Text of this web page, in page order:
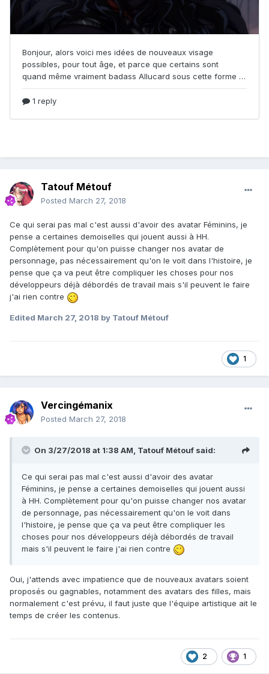
Tatouf Métouf
Posted March 27, 2018
Ce qui serai pas mal c'est aussi d'avoir des avatar Féminins, je
pense a certaines demoiselles qui jouent aussi à HH.
Complètement pour qu'on puisse changer nos avatar de
personnage, pas nécessairement qu'on le voit dans l'histoire, je
pense que ça va peut être compliquer les choses pour nos
développeurs déjà débordés de travail mais s'il peuvent le faire
j'ai rien contre
Edited March 27, 2018 by Tatouf Métouf
1
Vercingémanix
Posted March 27, 2018
On 3/27/2018 at 1:38 AM, Tatouf Métouf said:
Ce qui serai pas mal c'est aussi d'avoir des avatar
Féminins, je pense a certaines demoiselles qui jouent aussi
à HH. Complètement pour qu'on puisse changer nos avatar
de personnage, pas nécessairement qu'on le voit dans
l'histoire, je pense que ça va peut être compliquer les
choses pour nos développeurs déjà débordés de travail
mais s'il peuvent le faire j'ai rien contre
Oui, j'attends avec impatience que de nouveaux avatars soient
proposés ou gagnables, notamment des avatars des filles, mais
normalement c'est prévu, il faut juste que l'équipe artistique ait le
temps de créer les contenus.
2 1